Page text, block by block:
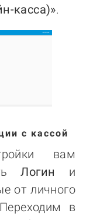
касса)».
с кассой
вам
Логин
и
от личного
в